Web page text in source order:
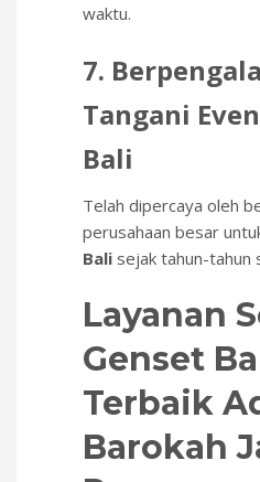
waktu.
7.
Tangani
Bali
Telah dipercaya oleh
perusahaan besar
Bali sejak tahun-tahun
Layanan
Genset
Terbaik
Barokah